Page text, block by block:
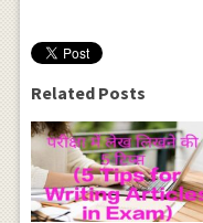
Related Posts